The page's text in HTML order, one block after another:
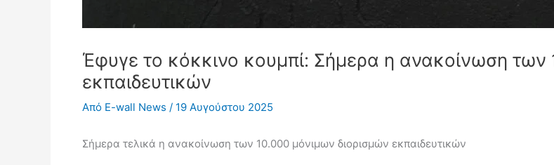
Έφυγε το κόκκινο κουμπί: Σήμερα η ανακοίνωση των
εκπαιδευτικών
Από E-wall News / 19 Αυγούστου 2025
Σήμερα τελικά η ανακοίνωση των 10.000 μόνιμων διορισμών εκπαιδευτικών